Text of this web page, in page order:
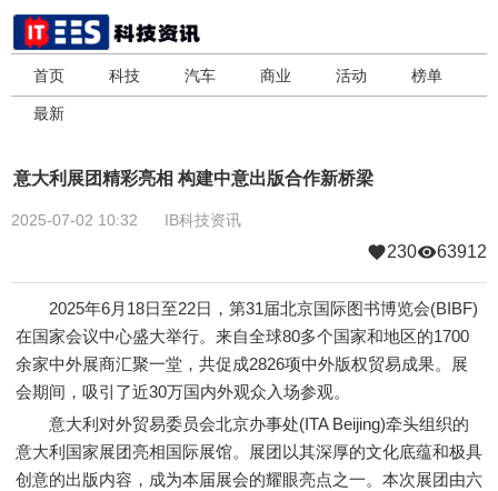
首页 科技 汽车 商业 活动 榜单
最新
意大利展团精彩亮相 构建中意出版合作新桥梁
2025-07-02 10:32 IB科技资讯
230 63912
2025年6月18日至22日，第31届北京国际图书博览会(BIBF)
在国家会议中心盛大举行。来自全球80多个国家和地区的1700
余家中外展商汇聚一堂，共促成2826项中外版权贸易成果。展
会期间，吸引了近30万国内外观众入场参观。
意大利对外贸易委员会北京办事处(ITA Beijing)牵头组织的
意大利国家展团亮相国际展馆。展团以其深厚的文化底蕴和极具
创意的出版内容，成为本届展会的耀眼亮点之一。本次展团由六